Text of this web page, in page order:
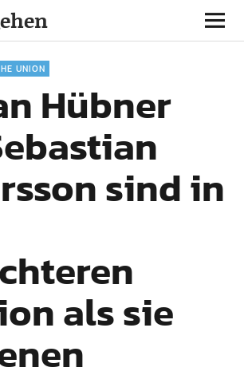
UNION
Hübner
sind in
als sie